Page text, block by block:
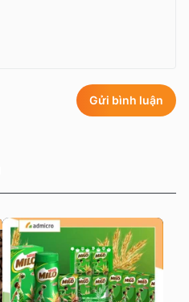
Gửi bình luận